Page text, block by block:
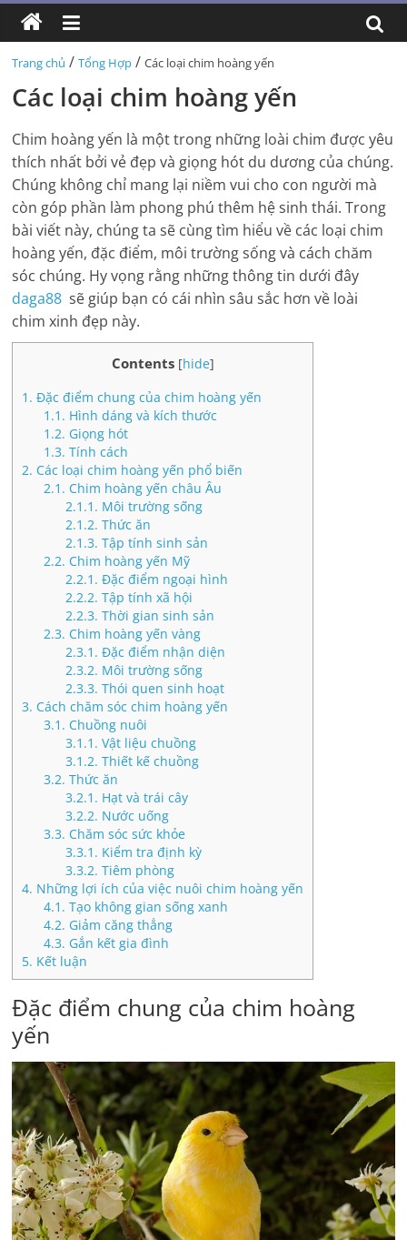
Trang chủ /Tổng Hợp /Các loại chim hoàng yến
Các loại chim hoàng yến
Chim hoàng yến là một trong những loài chim được yêu
thích nhất bởi vẻ đẹp và giọng hót du dương của chúng.
Chúng không chỉ mang lại niềm vui cho con người mà
còn góp phần làm phong phú thêm hệ sinh thái. Trong
bài viết này, chúng ta sẽ cùng tìm hiểu về các loại chim
hoàng yến, đặc điểm, môi trường sống và cách chăm
sóc chúng. Hy vọng rằng những thông tin dưới đây
daga88 sẽ giúp bạn có cái nhìn sâu sắc hơn về loài
chim xinh đẹp này.
Contents [hide]
1. Đặc điểm chung của chim hoàng yến
1.1. Hình dáng và kích thước
1.2. Giọng hót
1.3. Tính cách
2. Các loại chim hoàng yến phổ biến
2.1. Chim hoàng yến châu Âu
2.1.1. Môi trường sống
2.1.2. Thức ăn
2.1.3. Tập tính sinh sản
2.2. Chim hoàng yến Mỹ
2.2.1. Đặc điểm ngoại hình
2.2.2. Tập tính xã hội
2.2.3. Thời gian sinh sản
2.3. Chim hoàng yến vàng
2.3.1. Đặc điểm nhận diện
2.3.2. Môi trường sống
2.3.3. Thói quen sinh hoạt
3. Cách chăm sóc chim hoàng yến
3.1. Chuồng nuôi
3.1.1. Vật liệu chuồng
3.1.2. Thiết kế chuồng
3.2. Thức ăn
3.2.1. Hạt và trái cây
3.2.2. Nước uống
3.3. Chăm sóc sức khỏe
3.3.1. Kiểm tra định kỳ
3.3.2. Tiêm phòng
4. Những lợi ích của việc nuôi chim hoàng yến
4.1. Tạo không gian sống xanh
4.2. Giảm căng thẳng
4.3. Gắn kết gia đình
5. Kết luận
Đặc điểm chung của chim hoàng
yến